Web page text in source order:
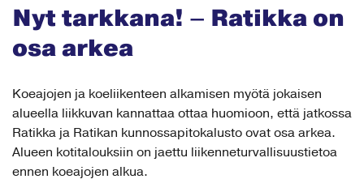
osa arkea
alueella liikkuvan kannattaa ottaa huomioon, että jatkossa
Ratikka ja Ratikan kunnossapitokalusto ovat osa arkea.
Alueen kotitalouksiin on jaettu liikenneturvallisuustietoa
ennen koeajojen alkua.